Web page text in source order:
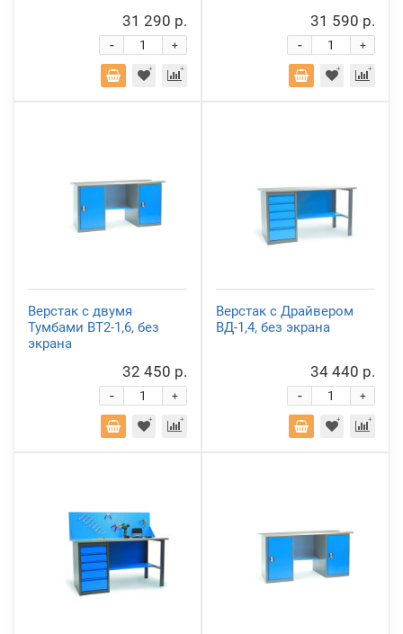
31 290 р.
+
-
31 590 р.
+
-
Верстак с двумя
Тумбами ВТ2-1,6, без
экрана
32 450 р.
+
-
Верстак с Драйвером
ВД-1,4, без экрана
34 440 р.
+
-